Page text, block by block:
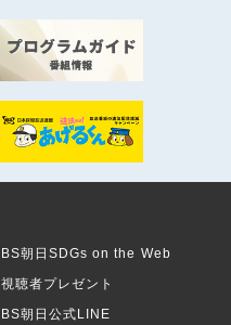
BS朝日SDGs on the Web
視聴者プレゼント
BS朝日公式LINE